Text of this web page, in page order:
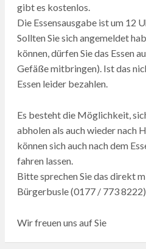
gibt es kostenlos.
Die Essensausgabe ist um 12
Sollten Sie sich angemeldet
können, dürfen Sie das Essen
Gefäße mitbringen). Ist das
Essen leider bezahlen.
Es besteht die Möglichkeit,
abholen als auch wieder nach
können sich auch nach dem
fahren lassen.
Bitte sprechen Sie das direkt
Bürgerbusle (0177 / 773 8222)
Wir freuen uns auf Sie